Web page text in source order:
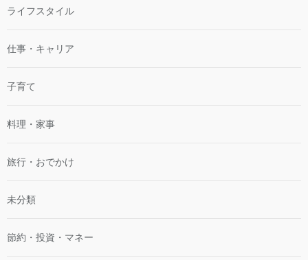
ライフスタイル
仕事・キャリア
子育て
料理・家事
旅行・おでかけ
未分類
節約・投資・マネー